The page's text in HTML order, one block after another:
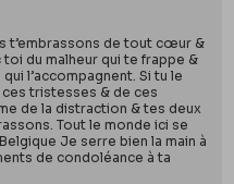
t’embrassons de tout cœur &
du malheur qui te frappe &
l’accompagnent. Si tu le
tristesses & de ces
de la distraction & tes deux
Tout le monde ici se
Je serre bien la main à
de condoléance à ta